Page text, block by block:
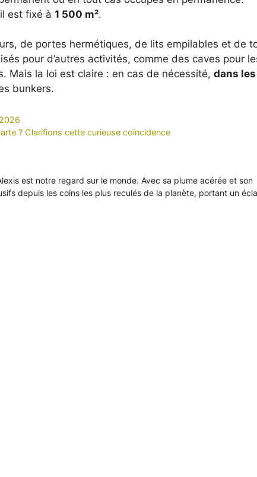
est fixé à 1 500 m².
de portes hermétiques, de lits empilables et de
pour d’autres activités, comme des caves pour
Mais la loi est claire : en cas de nécessité, dans
bunkers.
? Clarifions cette curieuse coïncidence
est notre regard sur le monde. Avec sa plume acérée et son
depuis les coins les plus reculés de la planète, portant un